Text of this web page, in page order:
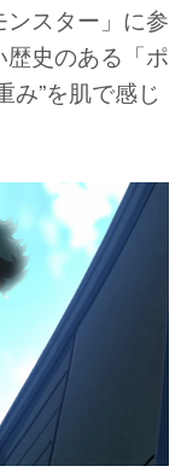
スター」に参
史のある「ポ
み”を肌で感じ